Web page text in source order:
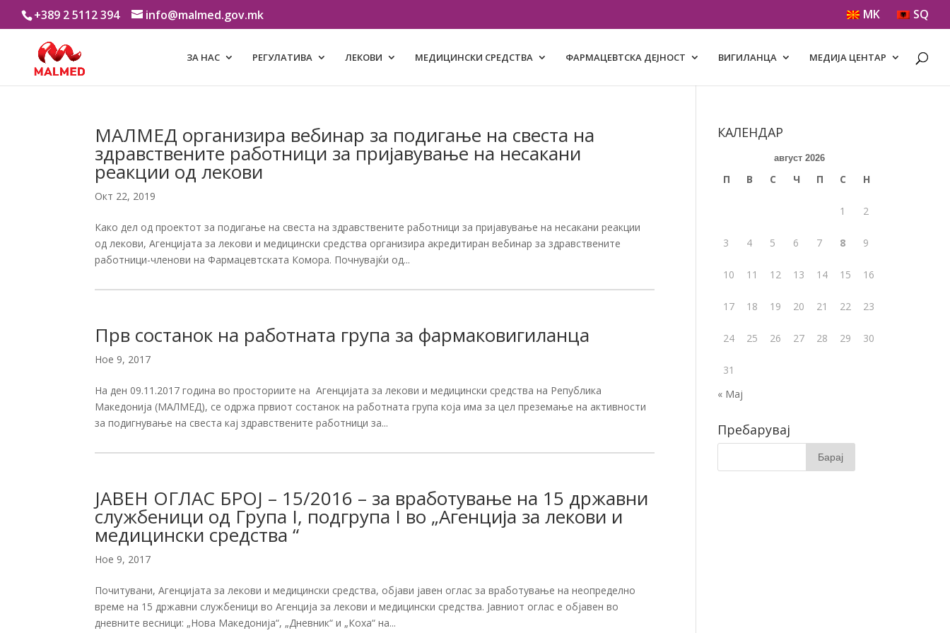
+389 2 5112 394 info@malmed.gov.mk MK SQ
ЗА НАС РЕГУЛАТИВА ЛЕКОВИ МЕДИЦИНСКИ СРЕДСТВА ФАРМАЦЕВТСКА ДЕЈНОСТ ВИГИЛАНЦА МЕДИЈА ЦЕНТАР
МАЛМЕД организира вебинар за подигање на свеста на
здравствените работници за пријавување на несакани
реакции од лекови
Окт 22, 2019
Како дел од проектот за подигање на свеста на здравствените работници за пријавување на несакани реакции
од лекови, Агенцијата за лекови и медицински средства организира акредитиран вебинар за здравствените
работници-членови на Фармацевтската Комора. Почнувајќи од...
Прв состанок на работната група за фармаковигиланца
Ное 9, 2017
На ден 09.11.2017 година во просториите на Агенцијата за лекови и медицински средства на Република
Македонија (МАЛМЕД), се одржа првиот состанок на работната група која има за цел преземање на активности
за подигнување на свеста кај здравствените работници за...
ЈАВЕН ОГЛАС БРОЈ – 15/2016 – за вработување на 15 државни
службеници од Група I, подгрупа I во „Агенција за лекови и
медицински средства “
Ное 9, 2017
Почитувани, Агенцијата за лекови и медицински средства, објави јавен оглас за вработување на неопределно
време на 15 државни службеници во Агенција за лекови и медицински средства. Јавниот оглас е објавен во
дневните весници: „Нова Македонија“, „Дневник“ и „Коха“ на...
КАЛЕНДАР
август 2026
П В С Ч П С Н
1 2
3 4 5 6 7 8 9
10 11 12 13 14 15 16
17 18 19 20 21 22 23
24 25 26 27 28 29 30
31
« Мај
Пребарувај